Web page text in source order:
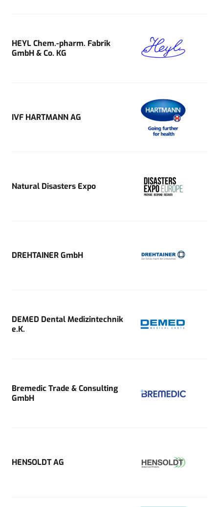
HEYL Chem.-pharm. Fabrik
GmbH & Co. KG
IVF HARTMANN AG
Natural Disasters Expo
DREHTAINER GmbH
DEMED Dental Medizintechnik
e.K.
Bremedic Trade & Consulting
GmbH
HENSOLDT AG